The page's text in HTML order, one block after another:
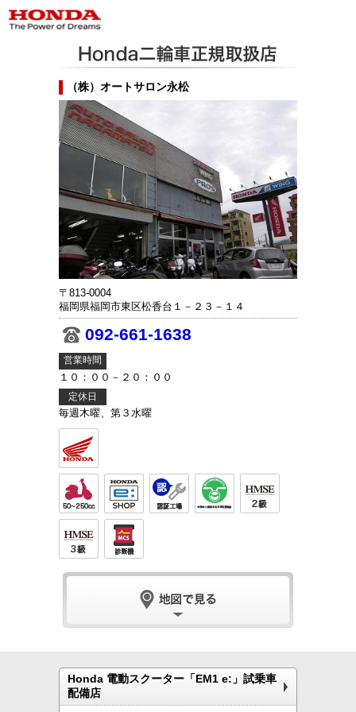
（株）オートサロン永松
〒813-0004
福岡県福岡市東区松香台１－２３－１４
092-661-1638
営業時間
１０：００－２０：００
定休日
毎週木曜、第３水曜
Honda 電動スクーター「EM1 e:」試乗車
配備店